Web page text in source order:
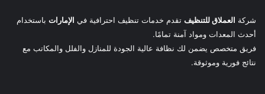
شركة العملاق للتنظيف تقدم خدمات تنظيف احترافية في الإمارات باستخدام
أحدث المعدات ومواد آمنة تمامًا.
فريق متخصص يضمن لك نظافة عالية الجودة للمنازل والفلل والمكاتب مع
نتائج فورية وموثوقة.